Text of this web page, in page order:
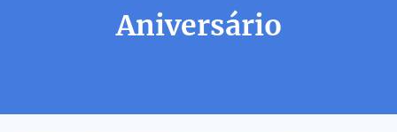
Aniversário